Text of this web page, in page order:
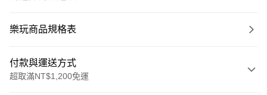
樂玩商品規格表
付款與運送方式
超取滿NT$1,200免運